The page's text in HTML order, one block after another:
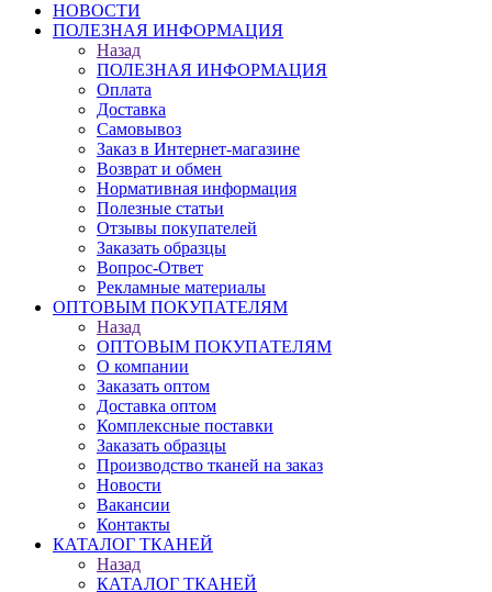
НОВОСТИ
ПОЛЕЗНАЯ ИНФОРМАЦИЯ
Назад
ПОЛЕЗНАЯ ИНФОРМАЦИЯ
Оплата
Доставка
Самовывоз
Заказ в Интернет-магазине
Возврат и обмен
Нормативная информация
Полезные статьи
Отзывы покупателей
Заказать образцы
Вопрос-Ответ
Рекламные материалы
ОПТОВЫМ ПОКУПАТЕЛЯМ
Назад
ОПТОВЫМ ПОКУПАТЕЛЯМ
О компании
Заказать оптом
Доставка оптом
Комплексные поставки
Заказать образцы
Производство тканей на заказ
Новости
Вакансии
Контакты
КАТАЛОГ ТКАНЕЙ
Назад
КАТАЛОГ ТКАНЕЙ